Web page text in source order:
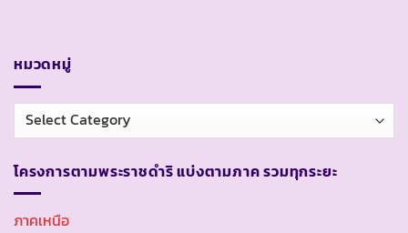
หมวดหมู่
หมวด
หมู่
โครงการตามพระราชดำริ แบ่งตามภาค รวมทุกระยะ
ภาคเหนือ